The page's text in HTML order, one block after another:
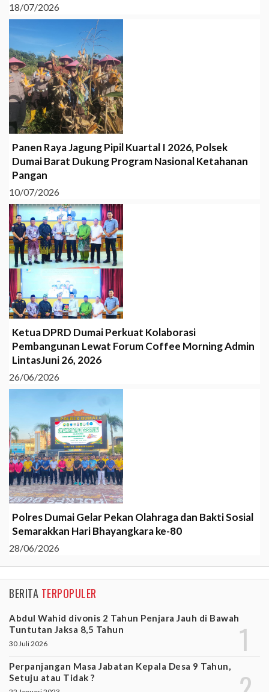
18/07/2026
Panen Raya Jagung Pipil Kuartal I 2026, Polsek
Dumai Barat Dukung Program Nasional Ketahanan
Pangan
10/07/2026
Ketua DPRD Dumai Perkuat Kolaborasi
Pembangunan Lewat Forum Coffee Morning Admin
LintasJuni 26, 2026
26/06/2026
Polres Dumai Gelar Pekan Olahraga dan Bakti Sosial
Semarakkan Hari Bhayangkara ke-80
28/06/2026
BERITA TERPOPULER
Abdul Wahid divonis 2 Tahun Penjara Jauh di Bawah
Tuntutan Jaksa 8,5 Tahun
30 Juli 2026
Perpanjangan Masa Jabatan Kepala Desa 9 Tahun,
Setuju atau Tidak ?